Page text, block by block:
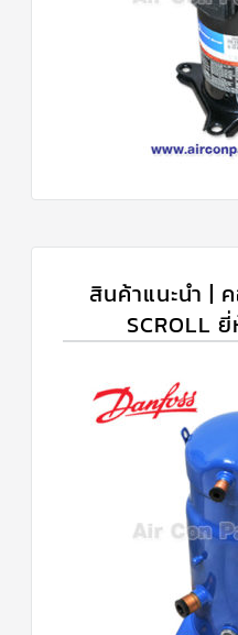
สินค้าแนะนำ |
SCROLL